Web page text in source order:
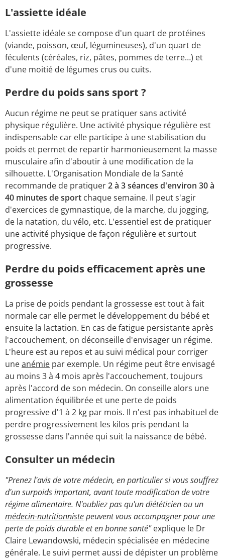
L'assiette idéale
L'assiette idéale se compose d'un quart de protéines
(viande, poisson, œuf, légumineuses), d'un quart de
féculents (céréales, riz, pâtes, pommes de terre…) et
d'une moitié de légumes crus ou cuits.
Perdre du poids sans sport ?
Aucun régime ne peut se pratiquer sans activité
physique régulière. Une activité physique régulière est
indispensable car elle participe à une stabilisation du
poids et permet de repartir harmonieusement la masse
musculaire afin d'aboutir à une modification de la
silhouette. L'Organisation Mondiale de la Santé
recommande de pratiquer2 à 3 séances d'environ 30 à
40 minutes de sport chaque semaine. Il peut s'agir
d'exercices de gymnastique, de la marche, du jogging,
de la natation, du vélo, etc. L'essentiel est de pratiquer
une activité physique de façon régulière et surtout
progressive.
Perdre du poids efficacement après une
grossesse
La prise de poids pendant la grossesse est tout à fait
normale car elle permet le développement du bébé et
ensuite la lactation. En cas de fatigue persistante après
l'accouchement, on déconseille d'envisager un régime.
L'heure est au repos et au suivi médical pour corriger
uneanémie par exemple. Un régime peut être envisagé
au moins 3 à 4 mois après l'accouchement, toujours
après l'accord de son médecin. On conseille alors une
alimentation équilibrée et une perte de poids
progressive d'1 à 2 kg par mois. Il n'est pas inhabituel de
perdre progressivement les kilos pris pendant la
grossesse dans l'année qui suit la naissance de bébé.
Consulter un médecin
"Prenez l'avis de votre médecin, en particulier si vous souffrez
d'un surpoids important, avant toute modification de votre
régime alimentaire. N'oubliez pas qu'un diététicien ou un
médecin-nutritionnistepeuvent vous accompagner pour une
perte de poids durable et en bonne santé"explique le Dr
Claire Lewandowski, médecin spécialisée en médecine
générale. Le suivi permet aussi de dépister un problème